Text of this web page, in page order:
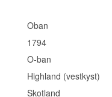
Oban
1794
O-ban
Highland (vestkyst)
Skotland